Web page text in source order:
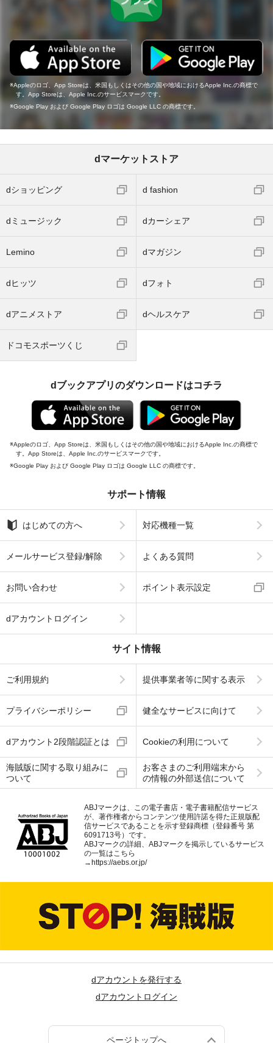
Appleのロゴ、App Storeは、米国もしくはその他の国や地域におけるApple Inc.の商標で
す。App Storeは、Apple Inc.のサービスマークです。
Google Play および Google Play ロゴは Google LLC の商標です。
dマーケットストア
dショッピング d fashion
dミュージック dカーシェア
Lemino dマガジン
dヒッツ dフォト
dアニメストア dヘルスケア
ドコモスポーツくじ
dブックアプリのダウンロードはコチラ
Appleのロゴ、App Storeは、米国もしくはその他の国や地域におけるApple Inc.の商標で
す。App Storeは、Apple Inc.のサービスマークです。
Google Play および Google Play ロゴは Google LLC の商標です。
サポート情報
はじめての方へ 対応機種一覧
メールサービス登録/解除 よくある質問
お問い合わせ ポイント表示設定
dアカウントログイン
サイト情報
ご利用規約 提供事業者等に関する表示
プライバシーポリシー 健全なサービスに向けて
dアカウント2段階認証とは Cookieの利用について
海賊版に関する取り組みに
ついて
お客さまのご利用端末から
の情報の外部送信について
ABJマークは、この電子書店・電子書籍配信サービス
が、著作権者からコンテンツ使用許諾を得た正規版配
信サービスであることを示す登録商標（登録番号 第
6091713号）です。
ABJマークの詳細、ABJマークを掲示しているサービス
の一覧はこちら
→ https://aebs.or.jp/
dアカウントを発行する
dアカウントログイン
ページトップへ